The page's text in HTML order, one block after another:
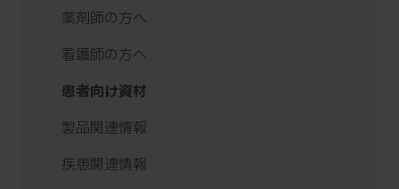
薬剤師の方へ
看護師の方へ
患者向け資材
製品関連情報
疾患関連情報